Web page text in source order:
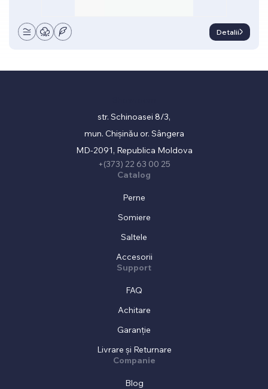
Detalii
str. Schinoasei 8/3,
mun. Chișinău or. Sângera
MD-2091, Republica Moldova
+(373) 22 63 00 25
Catalog
Perne
Somiere
Saltele
Accesorii
Support
FAQ
Achitare
Garanție
Livrare și Returnare
Companie
Blog